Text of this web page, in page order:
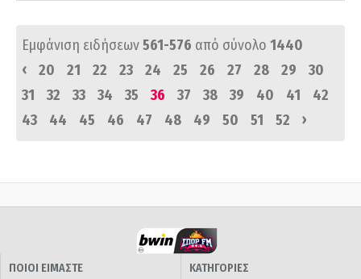
Εμφάνιση ειδήσεων561-576 από σύνολο 1440
‹
20 21 22 23 24 25 26 27 28 29
30
31
32 33 34 35 36 37 38 39 40 41
42
43
44 45 46 47 48 49 50 51 52 ›
ΠΟΙΟΙ ΕΙΜΑΣΤΕ
ΚΑΤΗΓΟΡΙΕΣ